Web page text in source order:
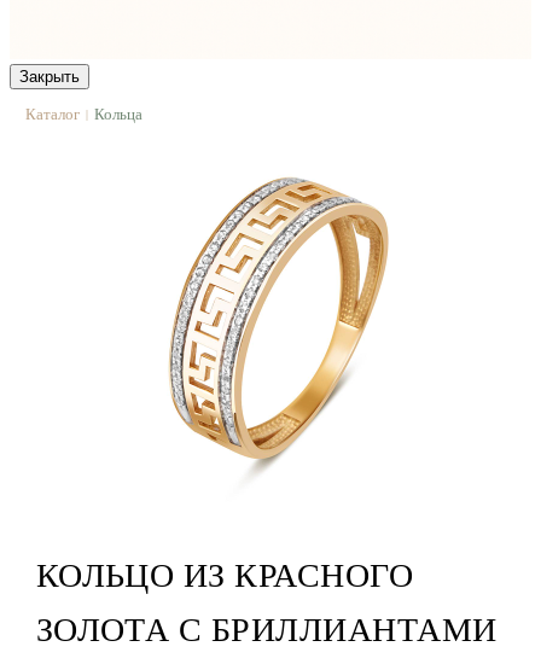
Закрыть
Каталог | Кольца
КОЛЬЦО ИЗ КРАСНОГО
ЗОЛОТА С БРИЛЛИАНТАМИ